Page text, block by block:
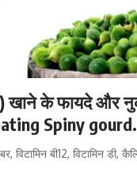
खाने के फायदे और
Spiny gourd.
विटामिन बी12, विटामिन डी,